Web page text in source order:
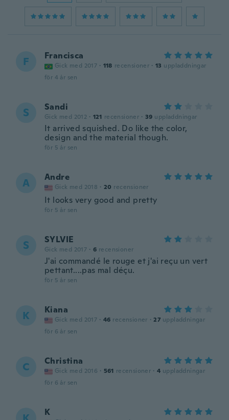
F Francisca
Gick med 2017 · 118 recensioner · 13 uppladdningar
för 4 år sen
S Sandi
Gick med 2012 · 121 recensioner · 39 uppladdningar
It arrived squished. Do like the color,
design and the material though.
för 5 år sen
A Andre
Gick med 2018 · 20 recensioner
It looks very good and pretty
för 5 år sen
S SYLVIE
Gick med 2017 · 6 recensioner
J'ai commandé le rouge et j'ai reçu un vert
pettant....pas mal déçu.
för 5 år sen
K Kiana
Gick med 2017 · 46 recensioner · 27 uppladdningar
för 6 år sen
C Christina
Gick med 2016 · 561 recensioner · 4 uppladdningar
för 6 år sen
K